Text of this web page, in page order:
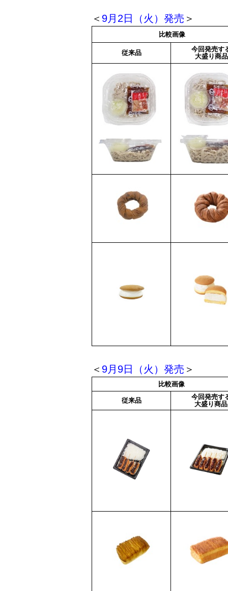
＜ 9月2日（火）発売 ＞
比較画像
従来品
今回発売す
大盛り商品
＜ 9月9日（火）発売 ＞
比較画像
従来品
今回発売す
大盛り商品